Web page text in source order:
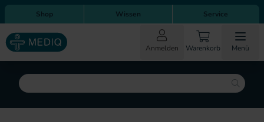
Direkt zum Inhalt
Direkt zur Hauptnavigation
Shop Wissen Service
Anmelden Warenkorb Menü
Suche